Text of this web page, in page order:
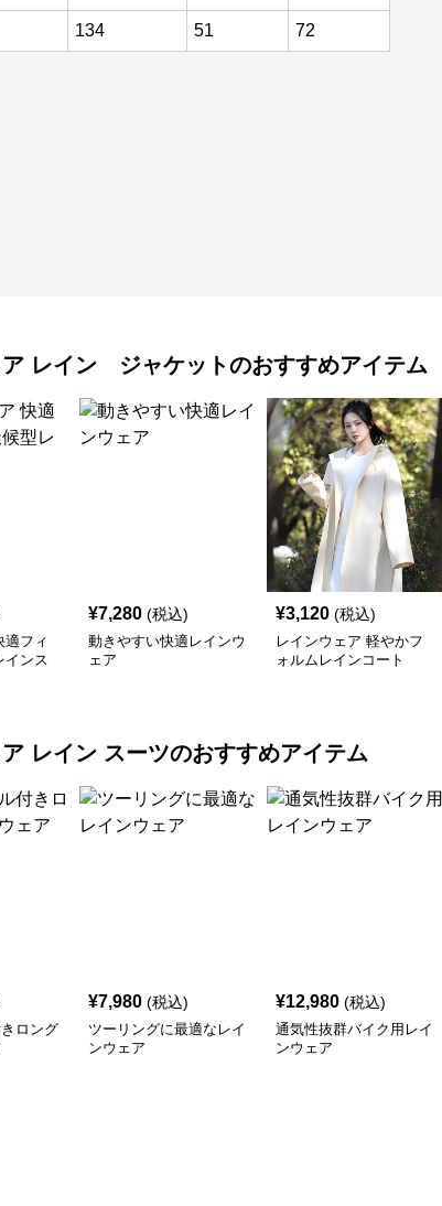
134 51 72
レイン ジャケットのおすすめアイテム
適フィ
インス
¥7,280 (税込)
動きやすい快適レインウ
ェア
¥3,120 (税込)
レインウェア 軽やかフ
ォルムレインコート
レイン スーツのおすすめアイテム
ロング
¥7,980 (税込)
ツーリングに最適なレイ
ンウェア
¥12,980 (税込)
通気性抜群バイク用レイ
ンウェア